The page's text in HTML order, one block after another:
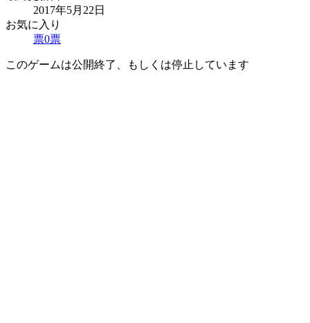
2017年5月22日
お気に入り
票0票
このゲームは公開終了、もしくは停止しています